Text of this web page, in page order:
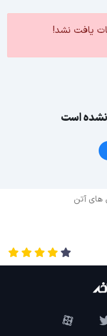
یافت نشد!
است
های آتن